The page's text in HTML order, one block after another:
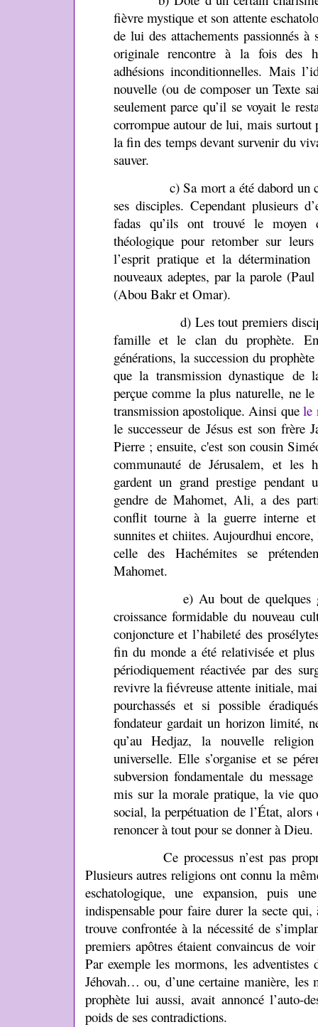
fièvre mystique et son attente
de lui des attachements passionnés à
originale rencontre à la fois des
adhésions inconditionnelles. Mais
nouvelle (ou de composer un Texte
seulement parce qu’il se voyait le
corrompue autour de lui, mais surtout
la fin des temps devant survenir du
sauver.
c) Sa mort a été dabord un
ses disciples. Cependant plusieurs
fadas qu’ils ont trouvé le moyen
théologique pour retomber sur
l’esprit pratique et la
nouveaux adeptes, par la parole
(Abou Bakr et Omar).
d) Les tout premiers disciples
famille et le clan du prophète.
générations, la succession du
que la transmission dynastique de
perçue comme la plus naturelle, ne
transmission apostolique. Ainsi quele
le successeur de Jésus est son frère
Pierre ; ensuite, c'est son cousin
communauté de Jérusalem, et les
gardent un grand prestige
gendre de Mahomet, Ali, a des
conflit tourne à la guerre interne
sunnites et chiites. Aujourdhui
celle des Hachémites se
Mahomet.
e) Au bout de quelques
croissance formidable du nouveau
conjoncture et l’habileté des
fin du monde a été relativisée et
périodiquement réactivée par des
revivre la fiévreuse attente initiale,
pourchassés et si possible
fondateur gardait un horizon limité,
qu’au Hedjaz, la nouvelle
universelle. Elle s’organise et se
subversion fondamentale du
mis sur la morale pratique, la vie
social, la perpétuation de l’État, alors
renoncer à tout pour se donner à Dieu.
Ce processus n’est pas propre
Plusieurs autres religions ont connu la
eschatologique, une expansion, puis
indispensable pour faire durer la secte
trouve confrontée à la nécessité de
premiers apôtres étaient convaincus de
Par exemple les mormons, les
Jéhovah… ou, d’une certaine manière,
prophète lui aussi, avait annoncé l’auto-
poids de ses contradictions.